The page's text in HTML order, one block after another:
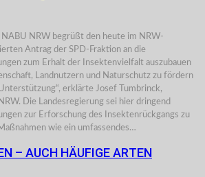
NRW begrüßt den heute im NRW-
Antrag der SPD-Fraktion an die
zum Erhalt der Insektenvielfalt auszubauen
Landnutzern und Naturschutz zu fördern
erklärte Josef Tumbrinck,
Die Landesregierung sei hier dringend
zur Erforschung des Insektenrückgangs zu
wie ein umfassendes…
– AUCH HÄUFIGE ARTEN